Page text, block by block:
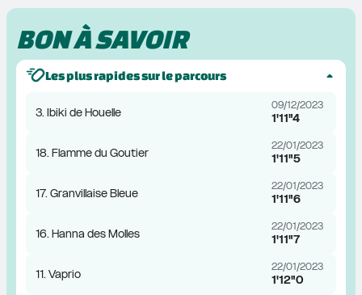
BON À SAVOIR
Les plus rapides sur le parcours
3. Ibiki de Houelle 09/12/2023
1'11"4
18. Flamme du Goutier 22/01/2023
1'11"5
17. Granvillaise Bleue 22/01/2023
1'11"6
16. Hanna des Molles 22/01/2023
1'11"7
11. Vaprio 22/01/2023
1'12"0